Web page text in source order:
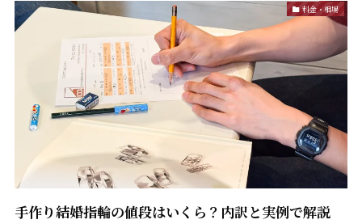
料金・相場
手作り結婚指輪の値段はいくら？内訳と実例で解説